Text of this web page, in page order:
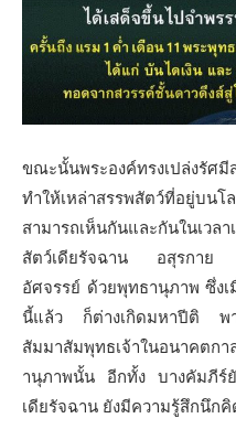
ขณะนั้นพระองค์ทรงเปล่งรัศมี
ทำให้เหล่าสรรพสัตว์ที่อยู่บ
สามารถเห็นกันและกันในเวล
สัตว์เดียรัจฉาน อสุรกาย ต่
อัศจรรย์ ด้วยพุทธานุภาพ ซึ่ง
นี้แล้ว ก็ต่างเกิดมหาปีติ พา
สัมมาสัมพุทธเจ้าในอนาคตกา
านุภาพนั้น อีกทั้ง บางคัมภีร์
เดียรัจฉาน ยังมีความรู้สึกนึก